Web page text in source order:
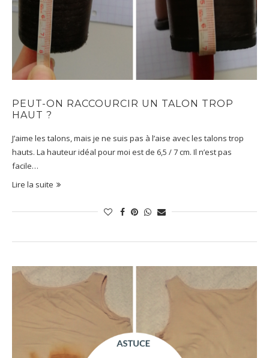
PEUT-ON RACCOURCIR UN TALON TROP
HAUT ?
J’aime les talons, mais je ne suis pas à l’aise avec les talons trop
hauts. La hauteur idéal pour moi est de 6,5 / 7 cm. Il n’est pas
facile…
Lire la suite